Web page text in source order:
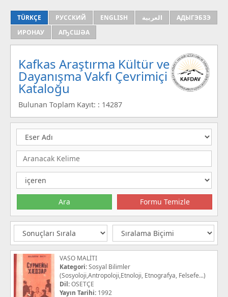
TÜRKÇE РУССКИЙ ENGLISH العربية
АДЫГЭБЗЭ
ИРОНАУ
АҦСШӘА
Kafkas Araştırma Kültür ve
Dayanışma Vakfı Çevrimiçi
Kataloğu
Bulunan Toplam Kayıt: : 14287
VASO MALİTI
Kategori:Sosyal Bilimler
(Sosyoloji,Antropoloji,Etnoloji, Etnografya, Felsefe...)
Dil:OSETÇE
Yayın Tarihi: 1992